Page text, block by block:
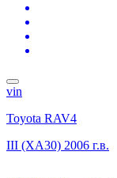
vin
Toyota RAV4
III (XA30) 2006 г.в.